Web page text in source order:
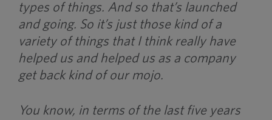
types of things. And so that’s launched
and going. So it’s just those kind of a
variety of things that I think really have
helped us and helped us as a company
get back kind of our mojo.
You know, in terms of the last five years